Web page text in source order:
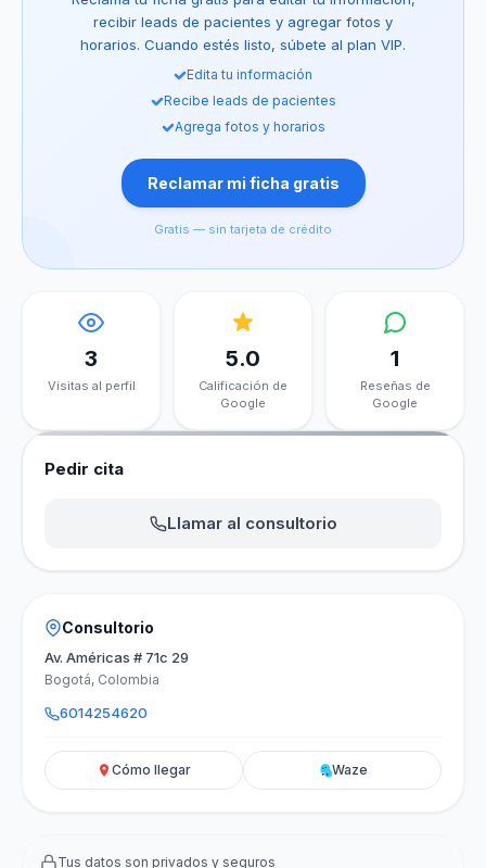
recibir leads de pacientes y agregar fotos y
horarios. Cuando estés listo, súbete al plan VIP.
Edita tu información
Recibe leads de pacientes
Agrega fotos y horarios
Reclamar mi ficha gratis
Gratis — sin tarjeta de crédito
3
Visitas al perfil
5.0
Calificación de
Google
1
Reseñas de
Google
Pedir cita
Llamar al consultorio
Consultorio
Av. Américas # 71c 29
Bogotá, Colombia
6014254620
Cómo llegar Waze
Tus datos son privados y seguros